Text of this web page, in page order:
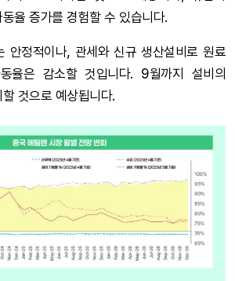
율 증가를 경험할 수 있습니다.
안정적이나, 관세와 신규 생산설비로 원료
율은 감소할 것입니다. 9월까지 설비의
것으로 예상됩니다.